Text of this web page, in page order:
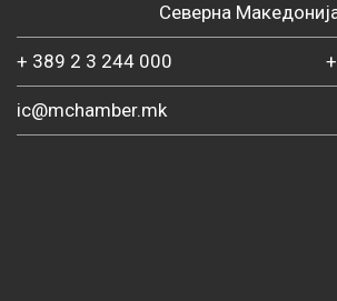
Северна
+ 389 2 3 244 000
ic@mchamber.mk